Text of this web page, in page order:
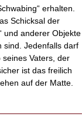
erhalten.
Schicksal der
und anderer Objekte
sind. Jedenfalls darf
Vaters, der
ist das freilich
auf der Matte.